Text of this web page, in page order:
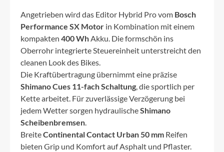
Angetrieben wird das Editor Hybrid Pro vom Bosch
Performance SX Motor in Kombination mit einem
kompakten 400 WhAkku. Die formschön ins
Oberrohr integrierte Steuereinheit unterstreicht den
cleanen Look des Bikes.
Die Kraftübertragung übernimmt eine präzise
Shimano Cues 11-fach Schaltung, die sportlich per
Kette arbeitet. Für zuverlässige Verzögerung bei
jedem Wetter sorgen hydraulischeShimano
Scheibenbremsen.
BreiteContinental Contact Urban 50 mm Reifen
bieten Grip und Komfort auf Asphalt und Pflaster.